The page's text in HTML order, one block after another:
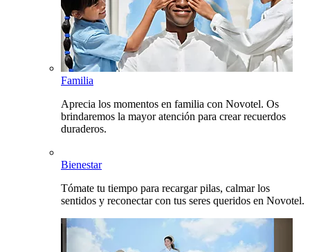
Familia
Aprecia los momentos en familia con Novotel. Os
brindaremos la mayor atención para crear recuerdos
duraderos.
Bienestar
Tómate tu tiempo para recargar pilas, calmar los
sentidos y reconectar con tus seres queridos en Novotel.